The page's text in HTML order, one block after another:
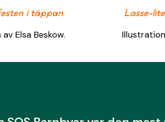
i täppan
Elsa Beskow.
Lasse-